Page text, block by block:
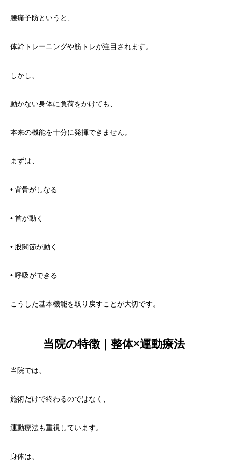
腰痛予防というと、
体幹トレーニングや筋トレが注目されます。
しかし、
動かない身体に負荷をかけても、
本来の機能を十分に発揮できません。
まずは、
• 背骨がしなる
• 首が動く
• 股関節が動く
• 呼吸ができる
こうした基本機能を取り戻すことが大切です。
当院の特徴｜整体×運動療法
当院では、
施術だけで終わるのではなく、
運動療法も重視しています。
身体は、